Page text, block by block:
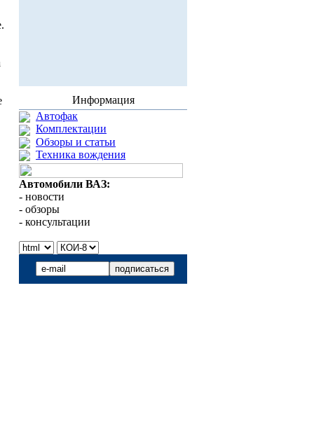
Информация
Автофак
Комплектации
Обзоры и статьи
Техника вождения
Автомобили ВАЗ:
- новости
- обзоры
- консультации